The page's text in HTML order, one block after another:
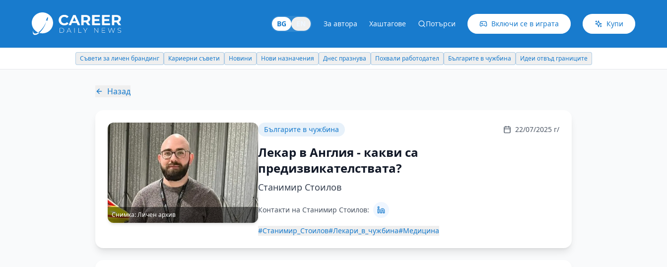
BG За автора Хаштагове Потърси Включи се в играта Купи
Съвети за личен брандинг Кариерни съвети Новини Нови назначения Днес празнува Похвали работодател Българите в чужбина Идеи отвъд границите
Назад
Снимка:Личен архив
Българите в чужбина 22/07/2025 г/
Лекар в Англия - какви са
предизвикателствата?
Станимир Стоилов
Контакти на Станимир Стоилов:
#Станимир_Стоилов#Лекари_в_чужбина#Медицина